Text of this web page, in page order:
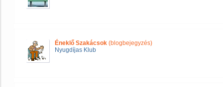
Éneklő Szakácsok (blogbejegyzés)
Nyugdíjas Klub